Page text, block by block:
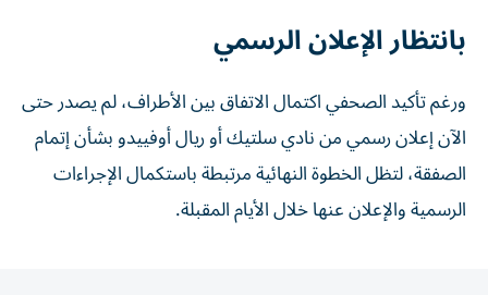
بانتظار الإعلان الرسمي
ورغم تأكيد الصحفي اكتمال الاتفاق بين الأطراف، لم يصدر حتى
الآن إعلان رسمي من نادي سلتيك أو ريال أوفييدو بشأن إتمام
الصفقة، لتظل الخطوة النهائية مرتبطة باستكمال الإجراءات
الرسمية والإعلان عنها خلال الأيام المقبلة.